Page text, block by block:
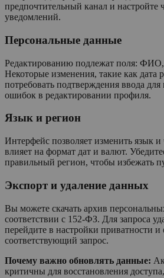
предпочтительный канал и настройте
уведомлений.
Персональные данные
Редактированию подлежат поля: ФИО,
Некоторые изменения, такие как дата
потребовать подтверждения ввода
ошибок в редактировании профиля.
Язык и регион
Интерфейс позволяет изменить язык и
влияет на формат дат и валют.
правильный регион, чтобы избежать
Экспорт и удаление данных
Вы можете скачать архив
соответствии с 152-ФЗ. Для запроса
перейдите в настройки приватности и
соответствующий запрос.
Почему важно обновлять данные:
критичны для восстановления